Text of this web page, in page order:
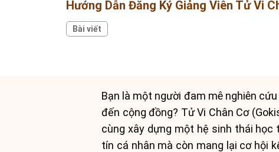
Hướng Dẫn Đăng Ký Giảng Viên Tử Vi
Bài viết
Bạn là một người đam mê nghiên
đến cộng đồng? Tử Vi Chân Cơ
cùng xây dựng một hệ sinh thái học
tín cá nhân mà còn mang lại cơ hội